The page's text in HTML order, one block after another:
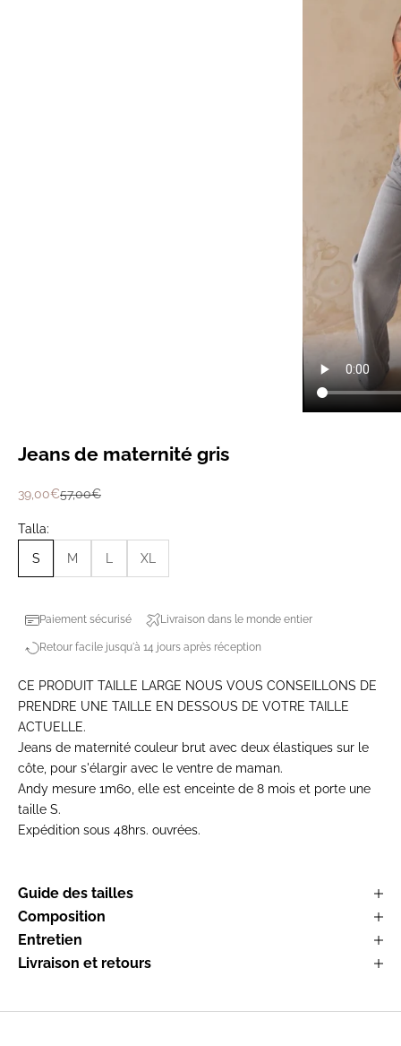
Jeans de maternité gris
Prix de vente
39,00€Prix normal
57,00€
Talla:
S M XL
Paiement sécurisé Livraison dans le monde entier
Retour facile jusqu'à 14 jours après réception
CE PRODUIT TAILLE LARGE NOUS VOUS CONSEILLONS DE
PRENDRE UNE TAILLE EN DESSOUS DE VOTRE TAILLE
ACTUELLE.
Jeans de maternité couleur brut avec deux élastiques sur le
côte, pour s'élargir avec le ventre de maman.
Andy mesure 1m60, elle est enceinte de 8 mois et porte une
taille S.
Expédition sous 48hrs. ouvrées.
Guide des tailles
Composition
Entretien
Livraison et retours